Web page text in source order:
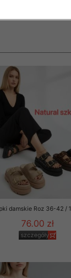
damskie Roz 36-42 /
76.00 zł
szczegóły
fizycznych w
oraz uchylenia
na
lub zamkniesz
możesz w
dokonanego
prawo
a także
prywatności.